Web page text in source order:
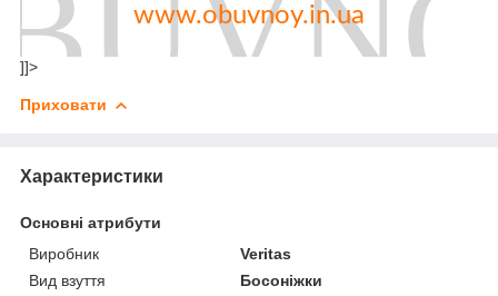
www.obuvnoy.in.ua
]]>
Приховати
Характеристики
Основні атрибути
Виробник
Veritas
Вид взуття
Босоніжки